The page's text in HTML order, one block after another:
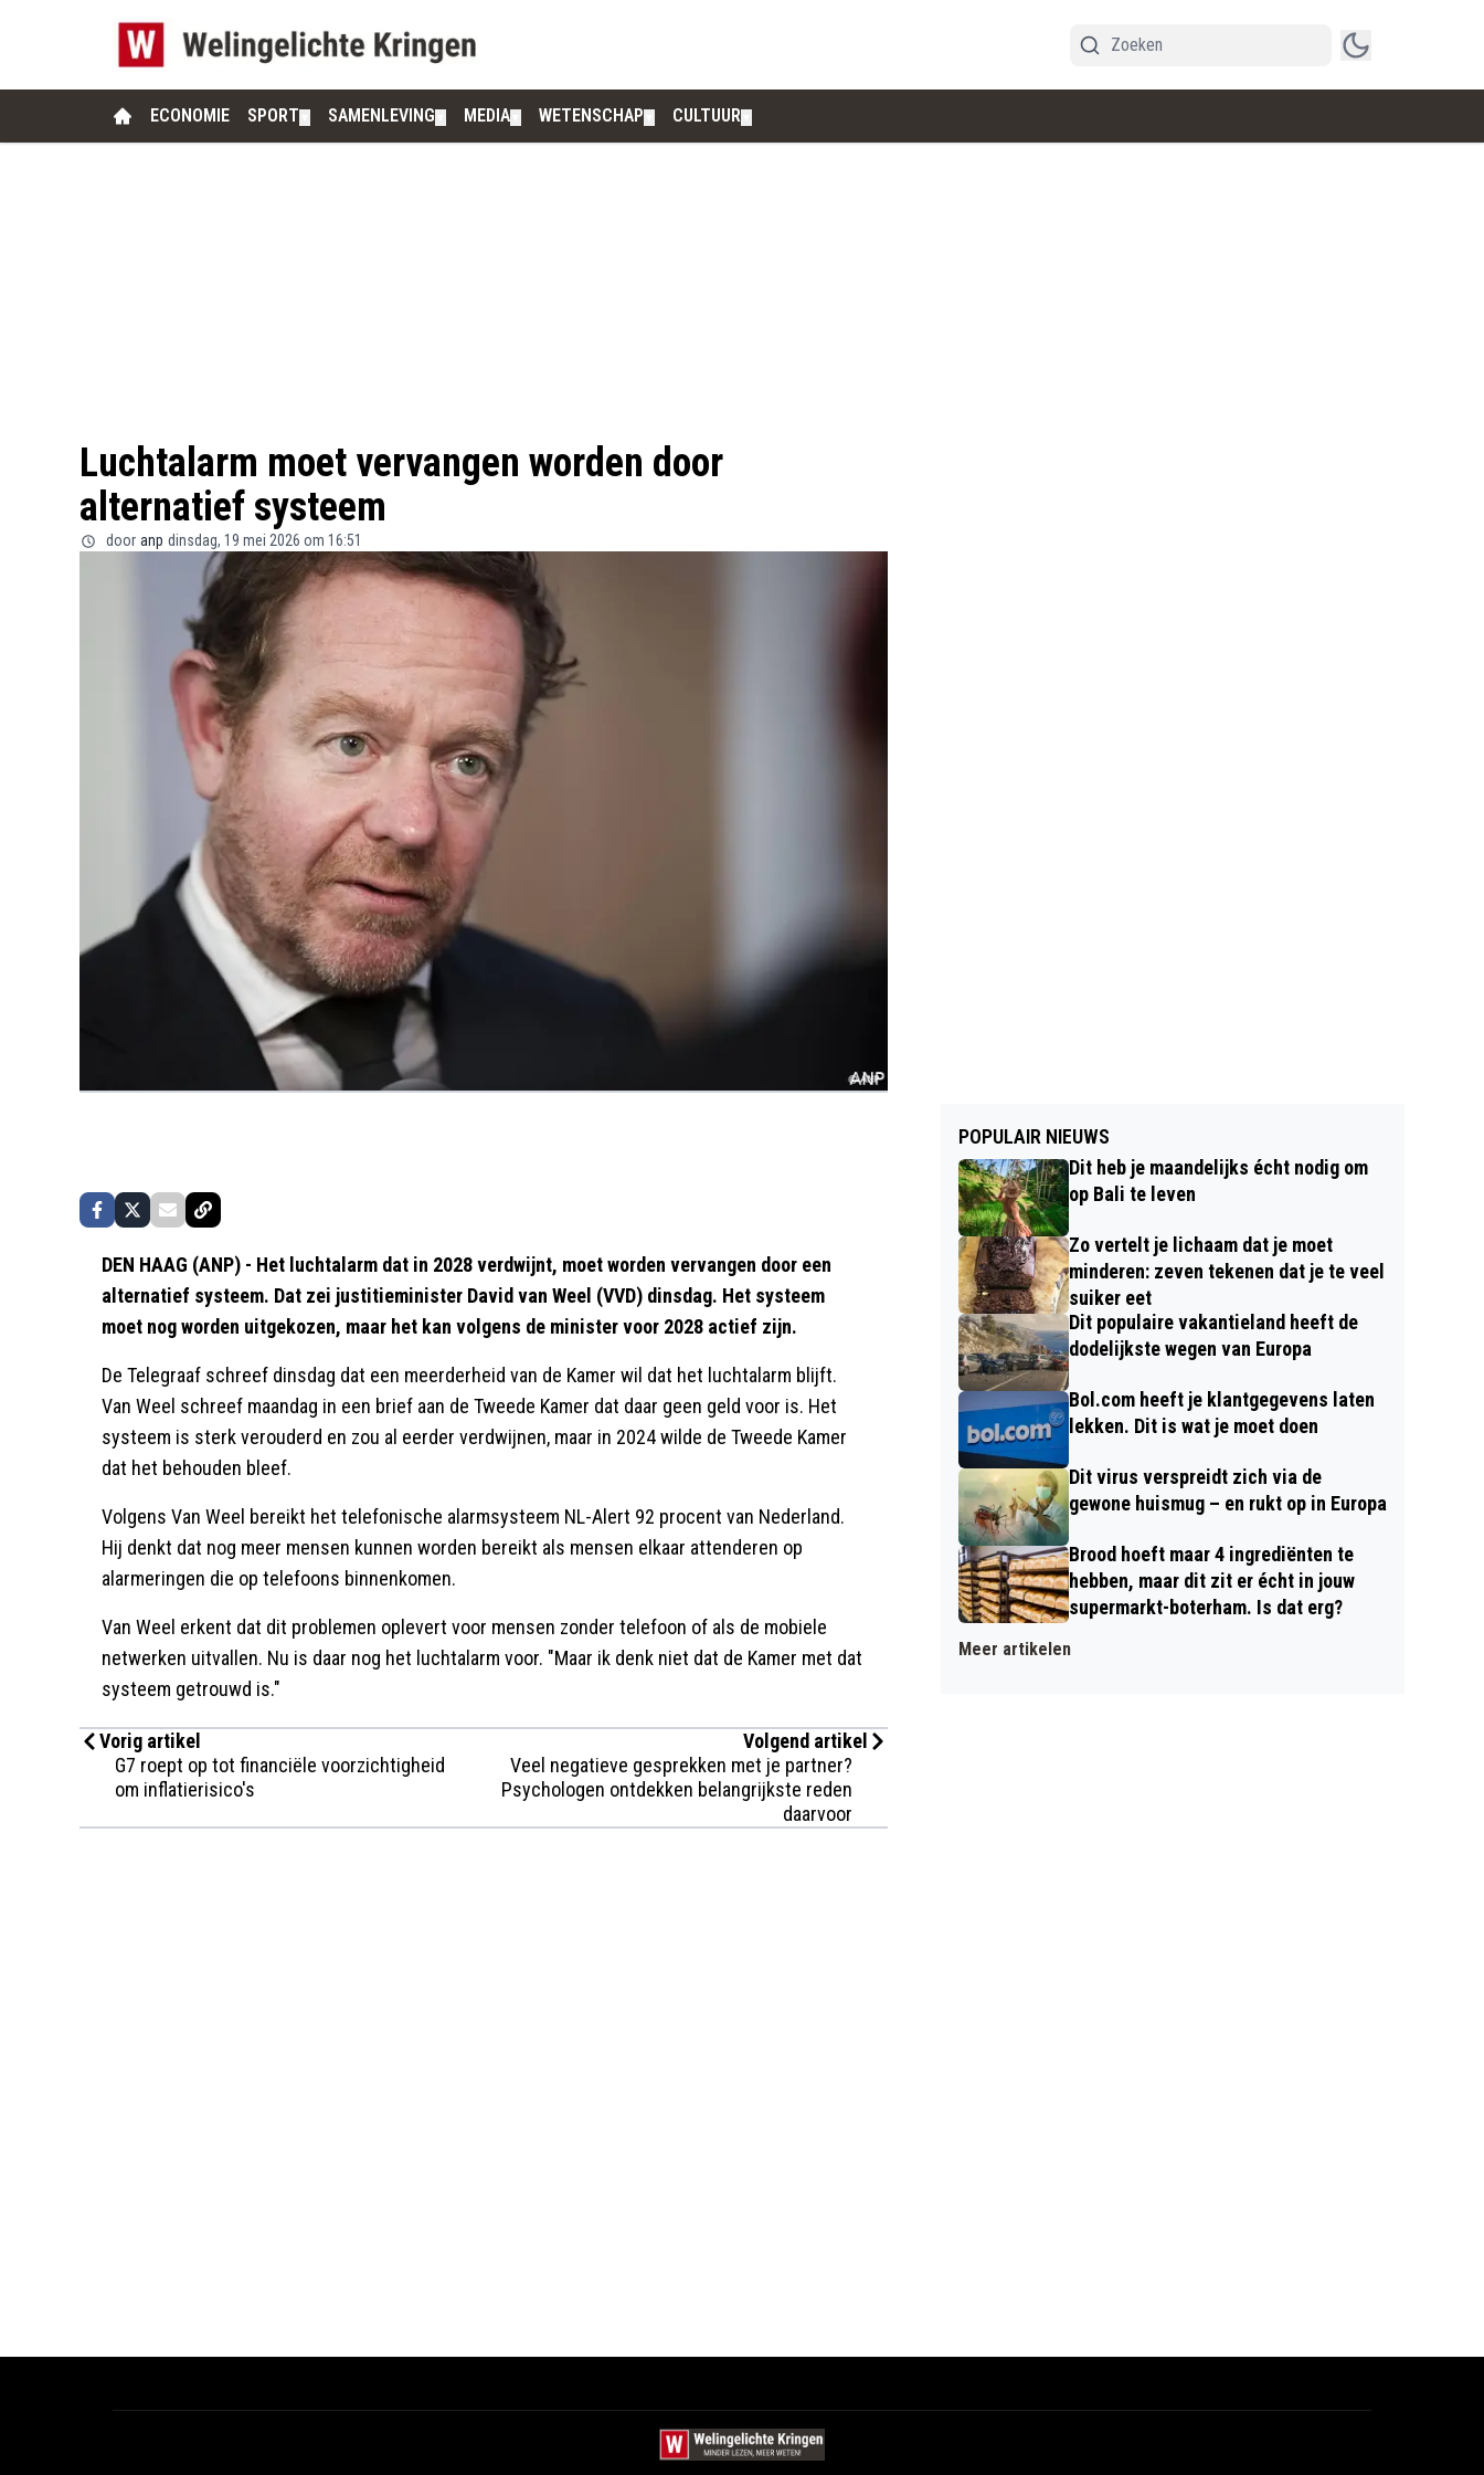
ECONOMIE SPORT SAMENLEVING MEDIA WETENSCHAP CULTUUR
Luchtalarm moet vervangen worden door
alternatief systeem
door anp dinsdag, 19 mei 2026 om 16:51
DEN HAAG (ANP) - Het luchtalarm dat in 2028 verdwijnt, moet worden vervangen door een
alternatief systeem. Dat zei justitieminister David van Weel (VVD) dinsdag. Het systeem
moet nog worden uitgekozen, maar het kan volgens de minister voor 2028 actief zijn.
De Telegraaf schreef dinsdag dat een meerderheid van de Kamer wil dat het luchtalarm blijft.
Van Weel schreef maandag in een brief aan de Tweede Kamer dat daar geen geld voor is. Het
systeem is sterk verouderd en zou al eerder verdwijnen, maar in 2024 wilde de Tweede Kamer
dat het behouden bleef.
Volgens Van Weel bereikt het telefonische alarmsysteem NL-Alert 92 procent van Nederland.
Hij denkt dat nog meer mensen kunnen worden bereikt als mensen elkaar attenderen op
alarmeringen die op telefoons binnenkomen.
Van Weel erkent dat dit problemen oplevert voor mensen zonder telefoon of als de mobiele
netwerken uitvallen. Nu is daar nog het luchtalarm voor. "Maar ik denk niet dat de Kamer met dat
systeem getrouwd is."
Vorig artikel
G7 roept op tot financiële voorzichtigheid
om inflatierisico's
Volgend artikel
Veel negatieve gesprekken met je partner?
Psychologen ontdekken belangrijkste reden
daarvoor
POPULAIR NIEUWS
Dit heb je maandelijks écht nodig om
op Bali te leven
Zo vertelt je lichaam dat je moet
minderen: zeven tekenen dat je te veel
suiker eet
Dit populaire vakantieland heeft de
dodelijkste wegen van Europa
Bol.com heeft je klantgegevens laten
lekken. Dit is wat je moet doen
Dit virus verspreidt zich via de
gewone huismug – en rukt op in Europa
Brood hoeft maar 4 ingrediënten te
hebben, maar dit zit er écht in jouw
supermarkt-boterham. Is dat erg?
Meer artikelen